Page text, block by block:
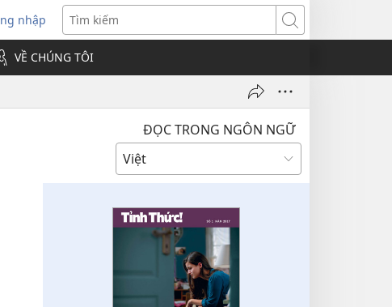
nhập
(mở
cửa
sổ
mới)
Tìm
kiếm
VỀ CHÚNG TÔI
ĐỌC TRONG NGÔN NGỮ